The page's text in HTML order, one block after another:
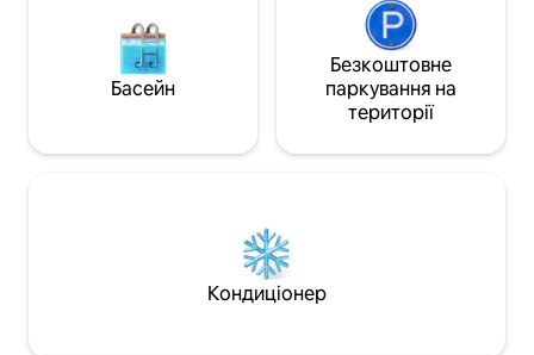
Басейн
Безкоштовне
паркування на
території
Кондиціонер